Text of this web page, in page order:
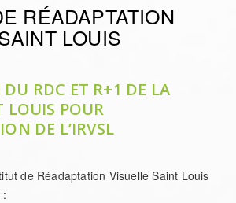
RÉADAPTATION
LOUIS
RDC ET R+1 DE LA
LOUIS POUR
DE L’IRVSL
de Réadaptation Visuelle Saint Louis